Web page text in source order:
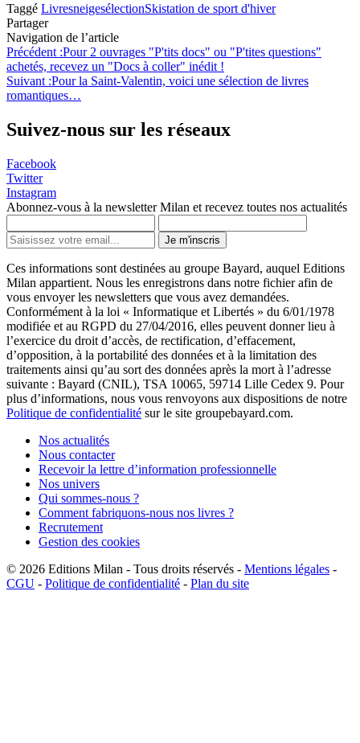
Taggé LivresneigesélectionSkistation de sport d'hiver
Partager
Navigation de l’article
Précédent :Pour 2 ouvrages "P'tits docs" ou "P'tites questions"
achetés, recevez un "Docs à coller" inédit !
Suivant :Pour la Saint-Valentin, voici une sélection de livres
romantiques…
Suivez-nous sur les réseaux
Facebook
Twitter
Instagram
Abonnez-vous à la newsletter Milan et recevez toutes nos actualités
Je m'inscris
Ces informations sont destinées au groupe Bayard, auquel Editions
Milan appartient. Nous les enregistrons dans notre fichier afin de
vous envoyer les newsletters que vous avez demandées.
Conformément à la loi « Informatique et Libertés » du 6/01/1978
modifiée et au RGPD du 27/04/2016, elles peuvent donner lieu à
l’exercice du droit d’accès, de rectification, d’effacement,
d’opposition, à la portabilité des données et à la limitation des
traitements ainsi qu’au sort des données après la mort à l’adresse
suivante : Bayard (CNIL), TSA 10065, 59714 Lille Cedex 9. Pour
plus d’informations, nous vous renvoyons aux dispositions de notre
Politique de confidentialité sur le site groupebayard.com.
Nos actualités
Nous contacter
Recevoir la lettre d’information professionnelle
Nos univers
Qui sommes-nous ?
Comment fabriquons-nous nos livres ?
Recrutement
Gestion des cookies
© 2026 Editions Milan - Tous droits réservés - Mentions légales -
CGU - Politique de confidentialité - Plan du site